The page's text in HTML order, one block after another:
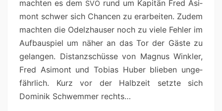
macht­en es dem SVO rund um Kapitän Fred Asi­
mont schw­er sich Chan­cen zu erar­beit­en. Zudem
macht­en die Odelzhauser noch zu viele Fehler im
Auf­baus­piel um näher an das Tor der Gäste zu
gelan­gen. Dis­tanzschüsse von Mag­nus Win­kler,
Fred Asi­mont und Tobias Huber blieben unge­
fährlich. Kurz vor der Hal­bzeit set­zte sich
Dominik Schwem­mer rechts…